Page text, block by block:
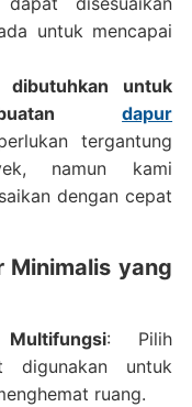
untuk mencapai
untuk
dapur
tergantung
namun kami
dengan cepat
Minimalis yang
: Pilih
digunakan untuk
ruang.